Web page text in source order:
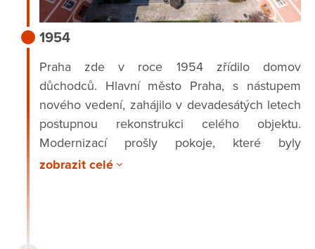
1954
Praha zde v roce 1954 zřídilo domov
důchodců. Hlavní město Praha, s nástupem
nového vedení, zahájilo v devadesátých letech
postupnou rekonstrukci celého objektu.
Modernizací prošly pokoje, které byly
přebudovány na jednolůžkové, dvoulůžkové a
zobrazit celé